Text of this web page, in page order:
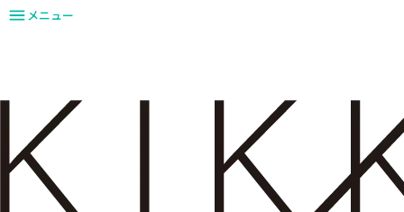
メニュー